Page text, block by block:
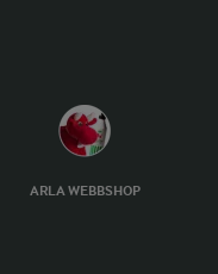
ARLA WEBBSHOP